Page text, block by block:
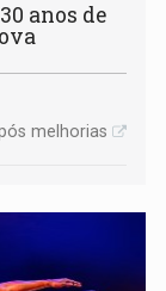
anos de
melhorias